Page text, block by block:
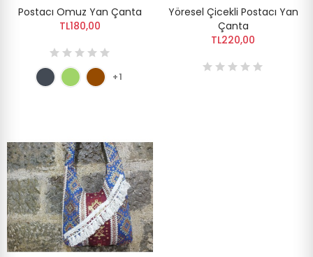
Postacı Omuz Yan Çanta
TL180,00
+1
Yöresel Çicekli Postacı Yan
Çanta
TL220,00